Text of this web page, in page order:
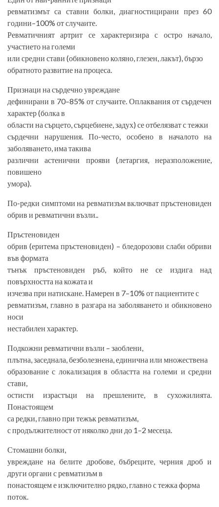
ревматизмът са ставни болки, диагностицирани през 60
години–100% от случаите.
Ревматичният артрит се характеризира с остро начало,
участието на големи
или средни стави (обикновено коляно, глезен, лакът), бързо
обратното развитие на процеса.
Признаци на сърдечно увреждане
дефинирани в 70–85% от случаите. Оплаквания от сърдечен
характер (болка в
области на сърцето, сърцебиене, задух) се отбелязват с тежки
сърдечни нарушения. По-често, особено в началото на
заболяването, има такива
различни астенични прояви (летаргия, неразположение,
повишено
умора).
По-редки симптоми на ревматизъм включват пръстеновиден
обрив и ревматични възли..
Пръстеновиден
обрив (еритема пръстеновиден) – бледорозови слаби обриви
във формата
тънък пръстеновиден ръб, който не се издига над
повърхността на кожата и
изчезва при натискане. Намерен в 7–10% от пациентите с
ревматизъм, главно в разгара на заболяването и обикновено
носи
нестабилен характер.
Подкожни ревматични възли – заоблени,
плътна, заседнала, безболезнена, единична или множествена
образование с локализация в областта на големи и средни
стави,
остисти израстъци на прешлените, в сухожилията.
Понастоящем
са редки, главно при тежък ревматизъм,
с продължителност от няколко дни до 1–2 месеца.
Стомашни болки,
увреждане на белите дробове, бъбреците, черния дроб и
други органи с ревматизъм в
понастоящем е изключително рядко, главно с тежка форма
поток.